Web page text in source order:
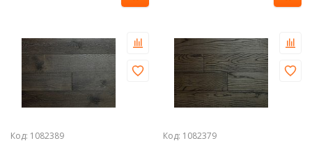
Код: 1082389 Код: 1082379